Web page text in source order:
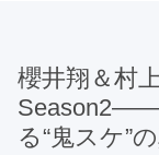
櫻井翔＆村
Season2――
る“鬼スケ”